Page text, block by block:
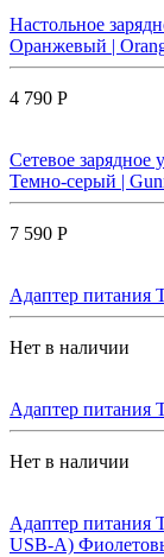
Настольное
Оранжевый |
4 790 Р
Сетевое зарядное
Темно-серый |
7 590 Р
Адаптер питания
Нет в наличии
Адаптер питания
Нет в наличии
Адаптер питания
USB-A)